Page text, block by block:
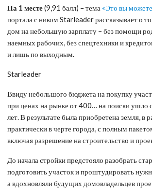
На 1 месте(9,91 балл) – тема «Это вы
портала с ником Starleader рассказывает о
дом на небольшую зарплату – без помощи
наемных рабочих, без спецтехники и
и лишь по выходным.
Starleader
Ввиду небольшого бюджета на покупку
при ценах на рынке от 400… на поиски ушло
лет. В результате была приобретена земля, в
практически в черте города, с полным
включая разрешение на строительство и
До начала стройки предстояло разобрать
подготовить участок и проштудировать
а вдохновляли будущих домовладельцев